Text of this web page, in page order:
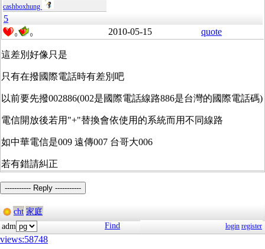
cashboxhung
5
0 0 2010-05-15 quote
這差別好像只是
只有在撥國際電話時有差別吧
以前要先撥002886(002是國際電話線路886是台灣的國際電話碼)
電信開放後若用"+"替換會依使用的系統而用不同線路
如中華電信是009 遠傳007 台哥大006
若有錯請糾正
----------- Reply -----------
cht 家庭
adm
Find login register
views:58748